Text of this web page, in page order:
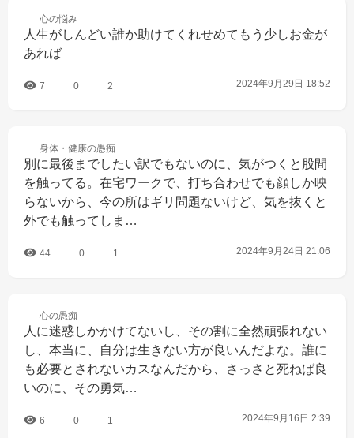
心の悩み
人生がしんどい誰か助けてくれせめてもう少しお金が
あれば
7 0 2 2024年9月29日 18:52
身体・健康の愚痴
別に最後までしたい訳でもないのに、気がつくと股間
を触ってる。在宅ワークで、打ち合わせでも顔しか映
らないから、今の所はギリ問題ないけど、気を抜くと
外でも触ってしま…
44 0 1 2024年9月24日 21:06
心の愚痴
人に迷惑しかかけてないし、その割に全然頑張れない
し、本当に、自分は生きない方が良いんだよな。誰に
も必要とされないカスなんだから、さっさと死ねば良
いのに、その勇気…
6 0 1 2024年9月16日 2:39